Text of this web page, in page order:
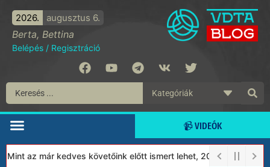
2026. augusztus 6.
Berta, Bettina
Belépés / Regisztráció
📹 VIDEÓK
az már kedves követőink előtt ismert lehet, 2023-tól a